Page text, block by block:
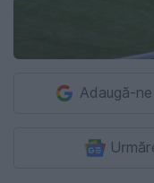
Adaugă-